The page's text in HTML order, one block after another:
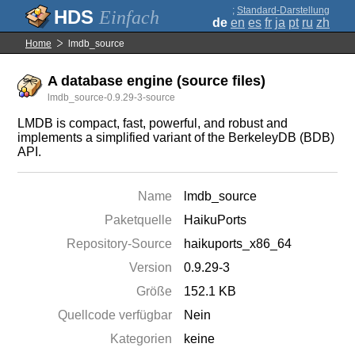
Einfach ; Standard-Darstellung
de en es fr ja pt ru zh
Home lmdb_source
A database engine (source files)
lmdb_source-0.9.29-3-source
LMDB is compact, fast, powerful, and robust and
implements a simplified variant of the BerkeleyDB (BDB)
API.
Name
lmdb_source
Paketquelle
HaikuPorts
Repository-Source
haikuports_x86_64
Version
0.9.29-3
Größe
152.1 KB
Quellcode verfügbar
Nein
Kategorien
keine